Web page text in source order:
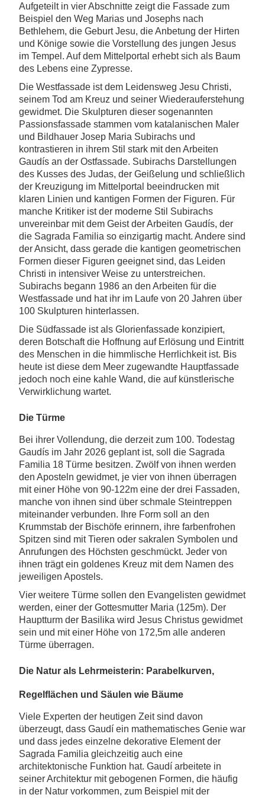
Aufgeteilt in vier Abschnitte zeigt die Fassade zum
Beispiel den Weg Marias und Josephs nach
Bethlehem, die Geburt Jesu, die Anbetung der Hirten
und Könige sowie die Vorstellung des jungen Jesus
im Tempel. Auf dem Mittelportal erhebt sich als Baum
des Lebens eine Zypresse.
Die Westfassade ist dem Leidensweg Jesu Christi,
seinem Tod am Kreuz und seiner Wiederauferstehung
gewidmet. Die Skulpturen dieser sogenannten
Passionsfassade stammen vom katalanischen Maler
und Bildhauer Josep Maria Subirachs und
kontrastieren in ihrem Stil stark mit den Arbeiten
Gaudís an der Ostfassade. Subirachs Darstellungen
des Kusses des Judas, der Geißelung und schließlich
der Kreuzigung im Mittelportal beeindrucken mit
klaren Linien und kantigen Formen der Figuren. Für
manche Kritiker ist der moderne Stil Subirachs
unvereinbar mit dem Geist der Arbeiten Gaudís, der
die Sagrada Familia so einzigartig macht. Andere sind
der Ansicht, dass gerade die kantigen geometrischen
Formen dieser Figuren geeignet sind, das Leiden
Christi in intensiver Weise zu unterstreichen.
Subirachs begann 1986 an den Arbeiten für die
Westfassade und hat ihr im Laufe von 20 Jahren über
100 Skulpturen hinterlassen.
Die Südfassade ist als Glorienfassade konzipiert,
deren Botschaft die Hoffnung auf Erlösung und Eintritt
des Menschen in die himmlische Herrlichkeit ist. Bis
heute ist diese dem Meer zugewandte Hauptfassade
jedoch noch eine kahle Wand, die auf künstlerische
Verwirklichung wartet.
Die Türme
Bei ihrer Vollendung, die derzeit zum 100. Todestag
Gaudís im Jahr 2026 geplant ist, soll die Sagrada
Familia 18 Türme besitzen. Zwölf von ihnen werden
den Aposteln gewidmet, je vier von ihnen überragen
mit einer Höhe von 90-122m eine der drei Fassaden,
manche von ihnen sind über schmale Steintreppen
miteinander verbunden. Ihre Form soll an den
Krummstab der Bischöfe erinnern, ihre farbenfrohen
Spitzen sind mit Tieren oder sakralen Symbolen und
Anrufungen des Höchsten geschmückt. Jeder von
ihnen trägt ein goldenes Kreuz mit dem Namen des
jeweiligen Apostels.
Vier weitere Türme sollen den Evangelisten gewidmet
werden, einer der Gottesmutter Maria (125m). Der
Hauptturm der Basilika wird Jesus Christus gewidmet
sein und mit einer Höhe von 172,5m alle anderen
Türme überragen.
Die Natur als Lehrmeisterin: Parabelkurven,
Regelflächen und Säulen wie Bäume
Viele Experten der heutigen Zeit sind davon
überzeugt, dass Gaudí ein mathematisches Genie war
und dass jedes einzelne dekorative Element der
Sagrada Familia gleichzeitig auch eine
architektonische Funktion hat. Gaudí arbeitete in
seiner Architektur mit gebogenen Formen, die häufig
in der Natur vorkommen, zum Beispiel mit der